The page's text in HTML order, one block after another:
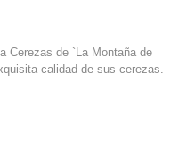
Cerezas de `La Montaña de
calidad de sus cerezas.